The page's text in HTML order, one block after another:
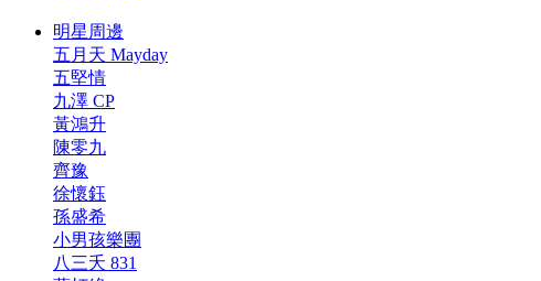
明星周邊
五月天 Mayday
五堅情
九澤 CP
黃鴻升
陳零九
齊豫
徐懷鈺
孫盛希
小男孩樂團
八三夭 831